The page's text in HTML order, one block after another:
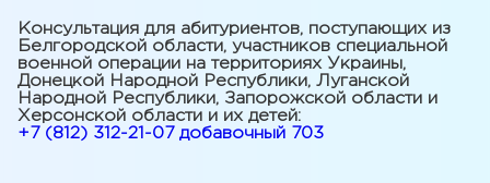
Консультация для абитуриентов, поступающих из
Белгородской области, участников специальной
военной операции на территориях Украины,
Донецкой Народной Республики, Луганской
Народной Республики, Запорожской области и
Херсонской области и их детей:
+7 (812) 312-21-07 добавочный 703